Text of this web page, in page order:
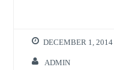
DECEMBER 1, 2014
ADMIN